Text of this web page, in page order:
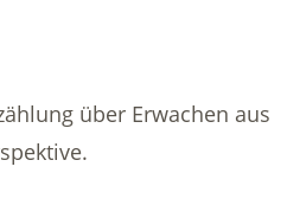
über Erwachen aus